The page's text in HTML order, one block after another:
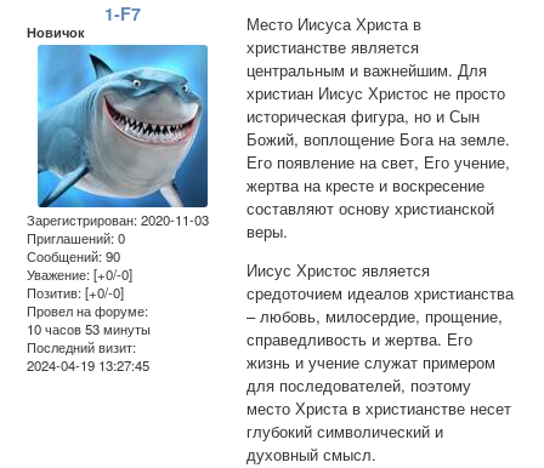
1-F7
Новичок
Зарегистрирован: 2020-11-03
Приглашений:0
Сообщений:90
Уважение: [+0/-0]
Позитив: [+0/-0]
Провел на форуме:
10 часов 53 минуты
Последний визит:
2024-04-19 13:27:45
Место Иисуса Христа в
христианстве является
центральным и важнейшим. Для
христиан Иисус Христос не просто
историческая фигура, но и Сын
Божий, воплощение Бога на земле.
Его появление на свет, Его учение,
жертва на кресте и воскресение
составляют основу христианской
веры.
Иисус Христос является
средоточием идеалов христианства
– любовь, милосердие, прощение,
справедливость и жертва. Его
жизнь и учение служат примером
для последователей, поэтому
место Христа в христианстве несет
глубокий символический и
духовный смысл.